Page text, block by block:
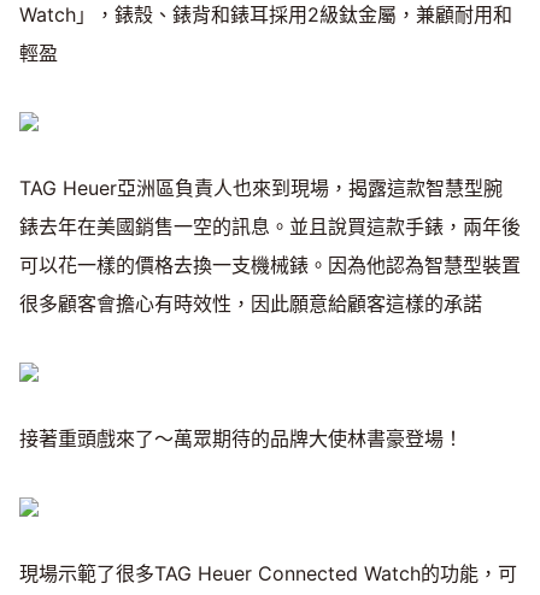
Watch」，錶殼、錶背和錶耳採用2級鈦金屬，兼顧耐用和
輕盈
TAG Heuer亞洲區負責人也來到現場，揭露這款智慧型腕
錶去年在美國銷售一空的訊息。並且說買這款手錶，兩年後
可以花一樣的價格去換一支機械錶。因為他認為智慧型裝置
很多顧客會擔心有時效性，因此願意給顧客這樣的承諾
接著重頭戲來了～萬眾期待的品牌大使林書豪登場！
現場示範了很多TAG Heuer Connected Watch的功能，可